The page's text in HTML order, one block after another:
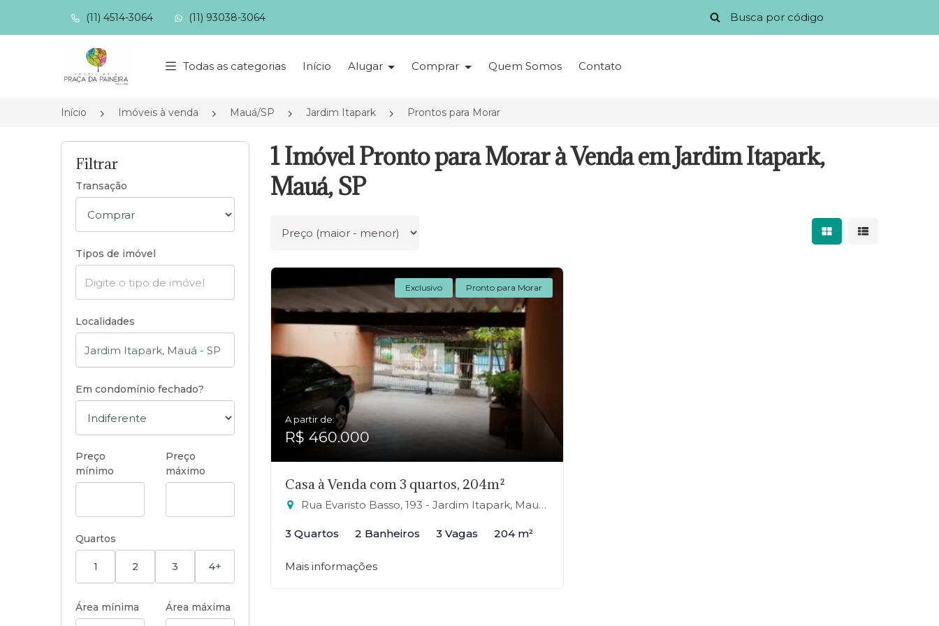
(11) 4514-3064 (11) 93038-3064
Página inicial
Todas as categorias Início Alugar Comprar Quem Somos Contato
Início Imóveis à venda Mauá/SP Jardim Itapark Prontos para Morar
Filtrar
Transação
Tipos de imóvel
Localidades
Em condomínio fechado?
Preço
mínimo
Preço
máximo
Quartos
1 2 3 4+
Área mínima Área máxima
1 Imóvel Pronto para Morar à Venda em Jardim Itapark,
Mauá, SP
Ordenar por Mostrar resultados
Mostrar
Exclusivo Pronto para Morar
A partir de:
R$ 460.000
Casa à Venda com 3 quartos, 204m²
Rua Evaristo Basso, 193 - Jardim Itapark, Mauá-SP
3 Quartos 2 Banheiros 3 Vagas 204 m²
Mais informações